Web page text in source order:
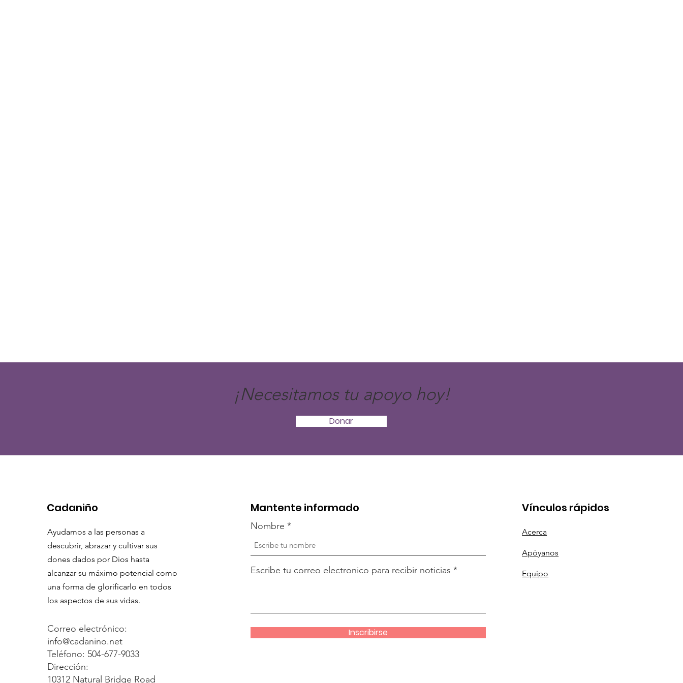
¡Necesitamos tu apoyo hoy!
Donar
Cadaniño
Ayudamos a las personas a
descubrir, abrazar y cultivar sus
dones dados por Dios hasta
alcanzar su máximo potencial como
una forma de glorificarlo en todos
los aspectos de sus vidas.
Correo electrónico:
info@cadanino.net
Teléfono: 504-677-9033
Dirección:
10312 Natural Bridge Road
Mantente informado
Nombre
Escribe tu correo electronico para recibir noticias
Inscribirse
Vínculos rápidos
Acerca
Apóyanos
Equipo